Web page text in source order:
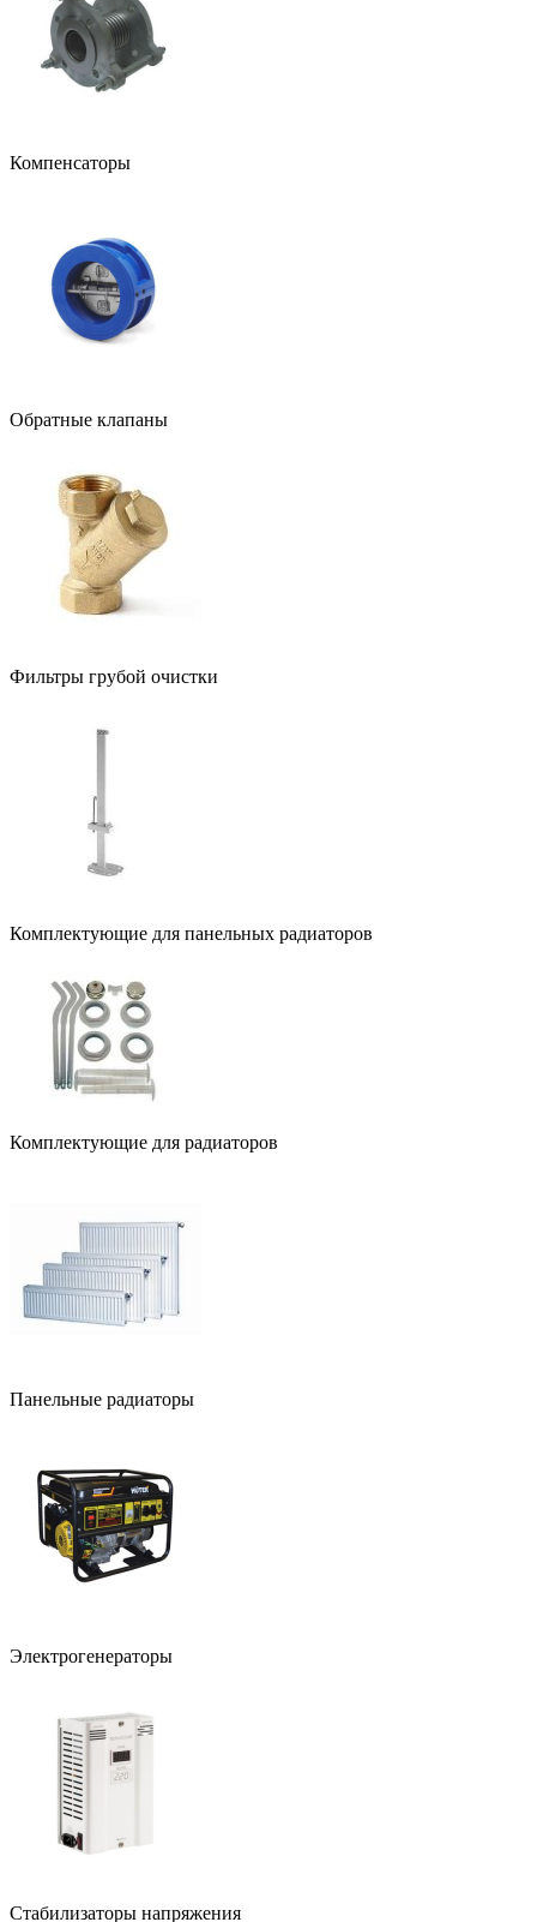
Компенсаторы
Обратные клапаны
Фильтры грубой очистки
Комплектующие для панельных радиаторов
Комплектующие для радиаторов
Панельные радиаторы
Электрогенераторы
Стабилизаторы напряжения